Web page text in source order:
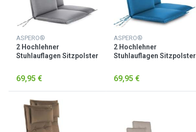
ASPERO®
2 Hochlehner
Stuhlauflagen Sitzpolster
69,95 €
ASPERO®
2 Hochlehner
Stuhlauflagen Sitzpolster
69,95 €